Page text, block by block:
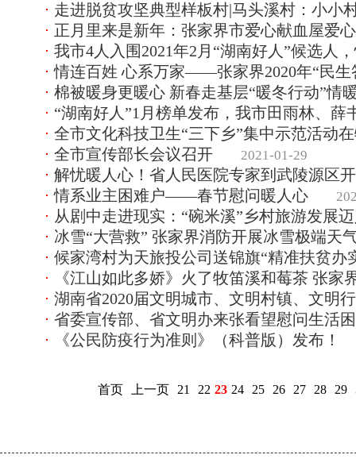
走进脱贫攻坚典型样板村|马头溪村：小小
正月里来是新年：张家界市爱心献血屋爱
我市4人入围2021年2月“湖南好人”候选人
情连百姓 心系万家——张家界2020年“民生
棉被暖身更暖心 新春走基层“暖冬行动”情
“湖南好人”1月榜单发布，我市田雨林、薛
全市文化科技卫生“三下乡”集中示范活动
全市宣传部长会议召开
2021-01-29
解忧暖人心！省人民医院专家到武陵源区
情系业主困难户——春节慰问暖人心
从剧中走进现实：“碗米溪”乡村旅游发展
冰雪“大营救” 张家界消防开展冰雪极端天
候家湾村为天旅投公司送锦旗“精准扶贫办
《江山如此多娇》火了牧笛溪和莓茶 张家
湖南省2020届文明城市、文明村镇、文明
省委宣传部、省文明办来张看望慰问生活
《公民防疫行为准则》（科普版）发布！
首页 上一页 21 22 23 24 25 26 27 28 29